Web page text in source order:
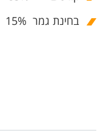
בחינת גמר 15%